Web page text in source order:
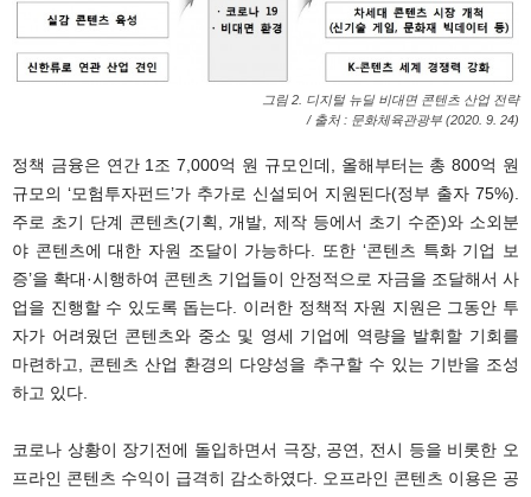
그림 2. 디지털 뉴딜 비대면 콘텐츠 산업 전략
/ 출처 : 문화체육관광부 (2020. 9. 24)
정책 금융은 연간 1조 7,000억 원 규모인데, 올해부터는 총 800억 원
규모의 ‘모험투자펀드’가 추가로 신설되어 지원된다(정부 출자 75%).
주로 초기 단계 콘텐츠(기획, 개발, 제작 등에서 초기 수준)와 소외분
야 콘텐츠에 대한 자원 조달이 가능하다. 또한 ‘콘텐츠 특화 기업 보
증’을 확대·시행하여 콘텐츠 기업들이 안정적으로 자금을 조달해서 사
업을 진행할 수 있도록 돕는다. 이러한 정책적 자원 지원은 그동안 투
자가 어려웠던 콘텐츠와 중소 및 영세 기업에 역량을 발휘할 기회를
마련하고, 콘텐츠 산업 환경의 다양성을 추구할 수 있는 기반을 조성
하고 있다.
코로나 상황이 장기전에 돌입하면서 극장, 공연, 전시 등을 비롯한 오
프라인 콘텐츠 수익이 급격히 감소하였다. 오프라인 콘텐츠 이용은 공